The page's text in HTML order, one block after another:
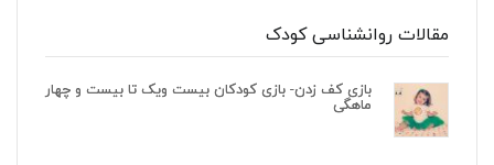
مقالات روانشناسی کودک
بازی کف زدن- بازی کودکان بیست ویک تا بیست و چهار
ماهگی